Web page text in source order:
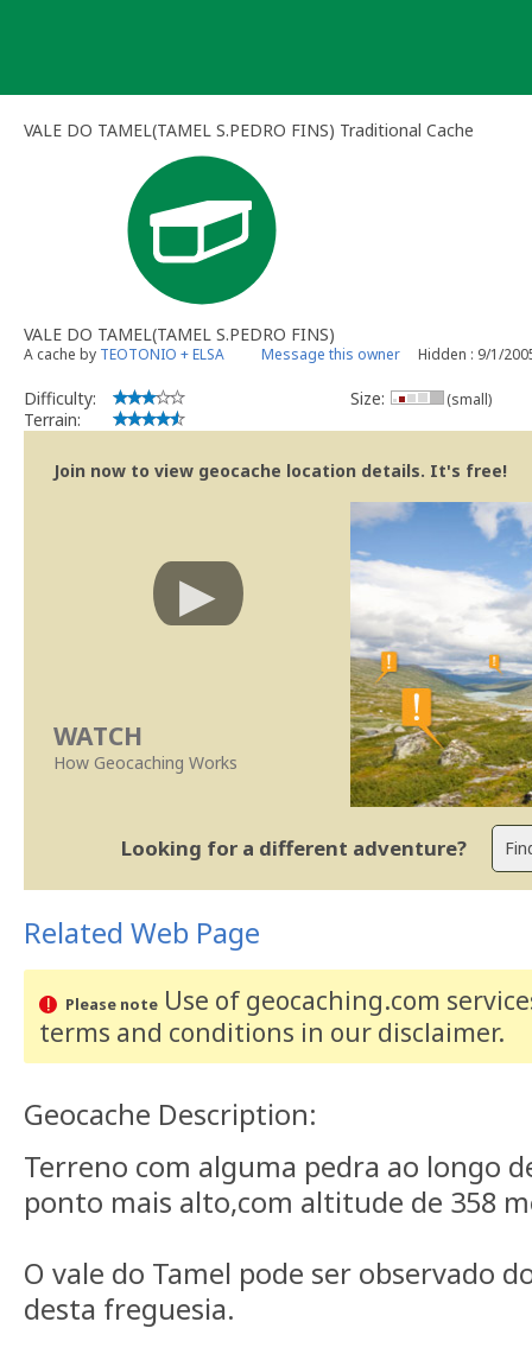
VALE DO TAMEL(TAMEL S.PEDRO FINS) Traditional Cache
VALE DO TAMEL(TAMEL S.PEDRO FINS)
A cache by TEOTONIO + ELSA Message this owner Hidden : 9/1/
Difficulty:
Terrain:
Size: (small)
Join now to view geocache location details. It's free!
WATCH
How Geocaching Works
Looking for a different adventure?
Related Web Page
Please noteUse of geocaching.com
terms and conditions in our disclaimer.
Geocache Description:
Terreno com alguma pedra ao longo
ponto mais alto,com altitude de 358
O vale do Tamel pode ser observado
desta freguesia.